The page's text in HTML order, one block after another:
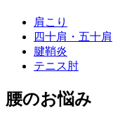
肩こり
四十肩・五十肩
腱鞘炎
テニス肘
腰のお悩み